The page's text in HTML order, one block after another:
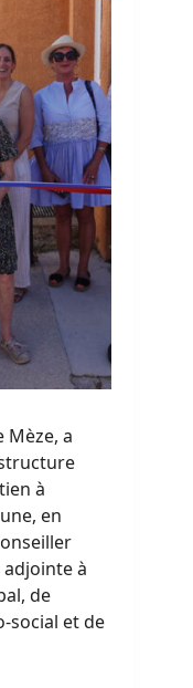
Mèze, a
à
en
adjointe à
de
social et de